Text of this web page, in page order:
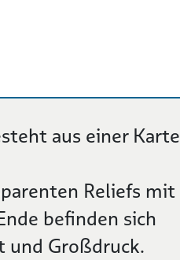
aus einer Karte
Reliefs mit
befinden sich
und Großdruck.